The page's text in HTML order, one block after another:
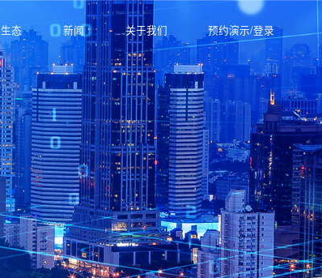
生态 新闻 关于我们 预约演示/登录